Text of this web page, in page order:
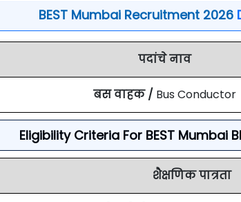
BEST Mumbai Recruitment 2026
पदांचे नाव
बस वाहक / Bus Conductor
Eligibility Criteria For BEST Mumbai
शैक्षणिक पात्रता